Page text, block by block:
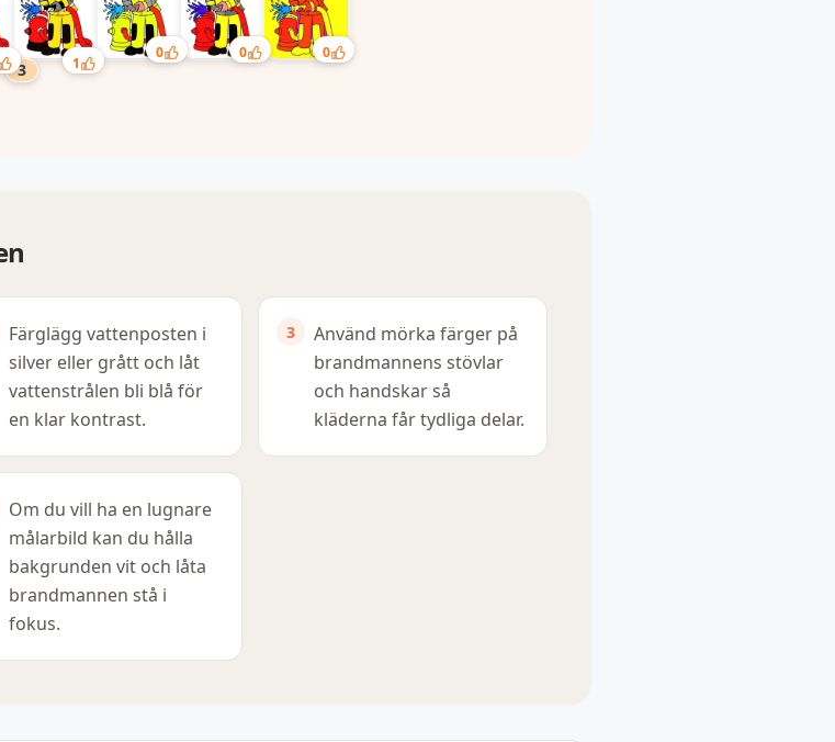
1
0 0 0
Färglägg vattenposten i
silver eller grått och låt
vattenstrålen bli blå för
en klar kontrast.
Använd mörka färger på
brandmannens stövlar
och handskar så
kläderna får tydliga delar.
Om du vill ha en lugnare
målarbild kan du hålla
bakgrunden vit och låta
brandmannen stå i
fokus.